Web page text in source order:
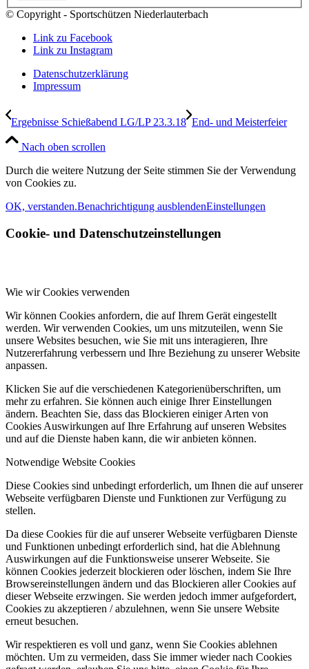
© Copyright - Sportschützen Niederlauterbach
Link zu Facebook
Link zu Instagram
Datenschutzerklärung
Impressum
Ergebnisse Schießabend LG/LP 23.3.18 End- und Meisterfeier
Nach oben scrollen
Durch die weitere Nutzung der Seite stimmen Sie der Verwendung
von Cookies zu.
OK, verstanden.Benachrichtigung ausblendenEinstellungen
Cookie- und Datenschutzeinstellungen
Wie wir Cookies verwenden
Wir können Cookies anfordern, die auf Ihrem Gerät eingestellt
werden. Wir verwenden Cookies, um uns mitzuteilen, wenn Sie
unsere Websites besuchen, wie Sie mit uns interagieren, Ihre
Nutzererfahrung verbessern und Ihre Beziehung zu unserer Website
anpassen.
Klicken Sie auf die verschiedenen Kategorienüberschriften, um
mehr zu erfahren. Sie können auch einige Ihrer Einstellungen
ändern. Beachten Sie, dass das Blockieren einiger Arten von
Cookies Auswirkungen auf Ihre Erfahrung auf unseren Websites
und auf die Dienste haben kann, die wir anbieten können.
Notwendige Website Cookies
Diese Cookies sind unbedingt erforderlich, um Ihnen die auf unserer
Webseite verfügbaren Dienste und Funktionen zur Verfügung zu
stellen.
Da diese Cookies für die auf unserer Webseite verfügbaren Dienste
und Funktionen unbedingt erforderlich sind, hat die Ablehnung
Auswirkungen auf die Funktionsweise unserer Webseite. Sie
können Cookies jederzeit blockieren oder löschen, indem Sie Ihre
Browsereinstellungen ändern und das Blockieren aller Cookies auf
dieser Webseite erzwingen. Sie werden jedoch immer aufgefordert,
Cookies zu akzeptieren / abzulehnen, wenn Sie unsere Website
erneut besuchen.
Wir respektieren es voll und ganz, wenn Sie Cookies ablehnen
möchten. Um zu vermeiden, dass Sie immer wieder nach Cookies